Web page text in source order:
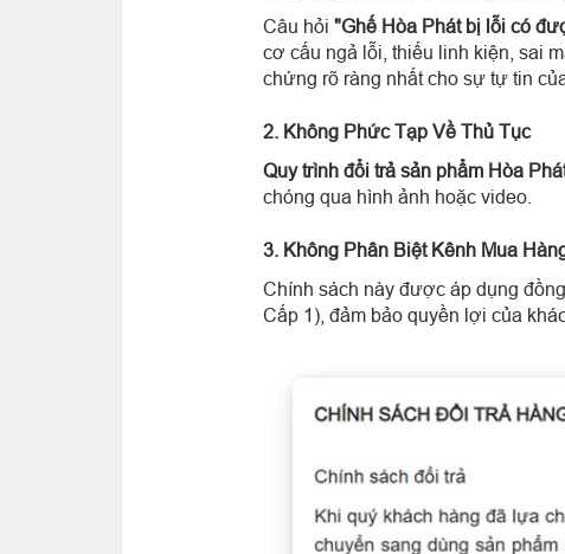
Câu hỏi "Ghế Hòa Phát bị lỗi có
cơ cấu ngả lỗi, thiếu linh kiện, sai
chứng rõ ràng nhất cho sự tự tin
2. Không Phức Tạp Về Thủ Tục
Quy trình đổi trả sản phẩm Hòa
chóng qua hình ảnh hoặc video.
3. Không Phân Biệt Kênh Mua
Chính sách này được áp dụng
Cấp 1), đảm bảo quyền lợi của